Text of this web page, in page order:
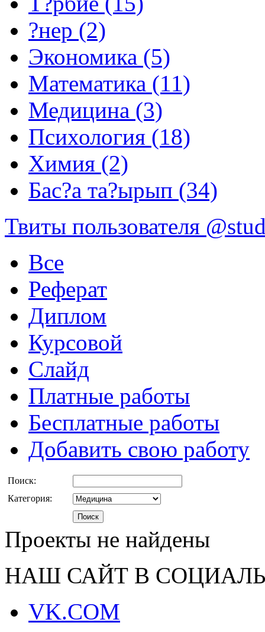
?нер (2)
Экономика (5)
Математика (11)
Медицина (3)
Психология (18)
Химия (2)
Бас?а та?ырып (34)
Твиты пользователя
Все
Реферат
Диплом
Курсовой
Слайд
Платные работы
Бесплатные работы
Добавить свою работу
Поиск:
Категория:
Проекты не найдены
НАШ САЙТ В
VK.COM